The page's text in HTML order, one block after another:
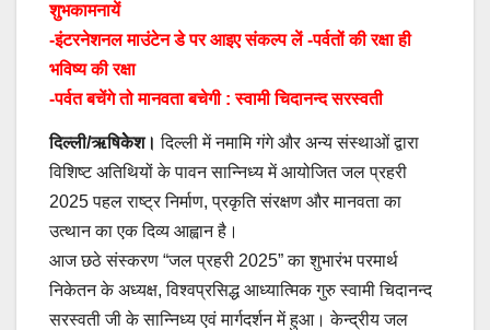
शुभकामनायें
-इंटरनेशनल माउंटेन डे पर आइए संकल्प लें -पर्वतों की रक्षा ही
भविष्य की रक्षा
-पर्वत बचेंगे तो मानवता बचेगी : स्वामी चिदानन्द सरस्वती
दिल्ली/ऋषिकेेश। दिल्ली में नमामि गंगे और अन्य संस्थाओं द्वारा
विशिष्ट अतिथियों के पावन सान्निध्य में आयोजित जल प्रहरी
2025 पहल राष्ट्र निर्माण, प्रकृति संरक्षण और मानवता का
उत्थान का एक दिव्य आह्वान है।
आज छठे संस्करण “जल प्रहरी 2025” का शुभारंभ परमार्थ
निकेतन के अध्यक्ष, विश्वप्रसिद्ध आध्यात्मिक गुरु स्वामी चिदानन्द
सरस्वती जी के सान्निध्य एवं मार्गदर्शन में हुआ। केन्द्रीय जल